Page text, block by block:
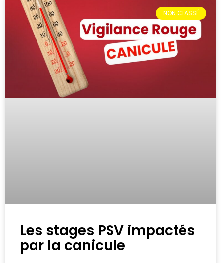
NON CLASSÉ
Les stages PSV impactés
par la canicule